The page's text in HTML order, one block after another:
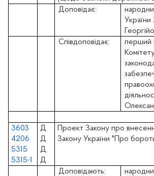
Доповідає:
Співдоповідає:
перший
3603
4206
5315
5315-1
Д
Д
Д
Д
Проект Закону про
Закону України "Про
Доповідають: